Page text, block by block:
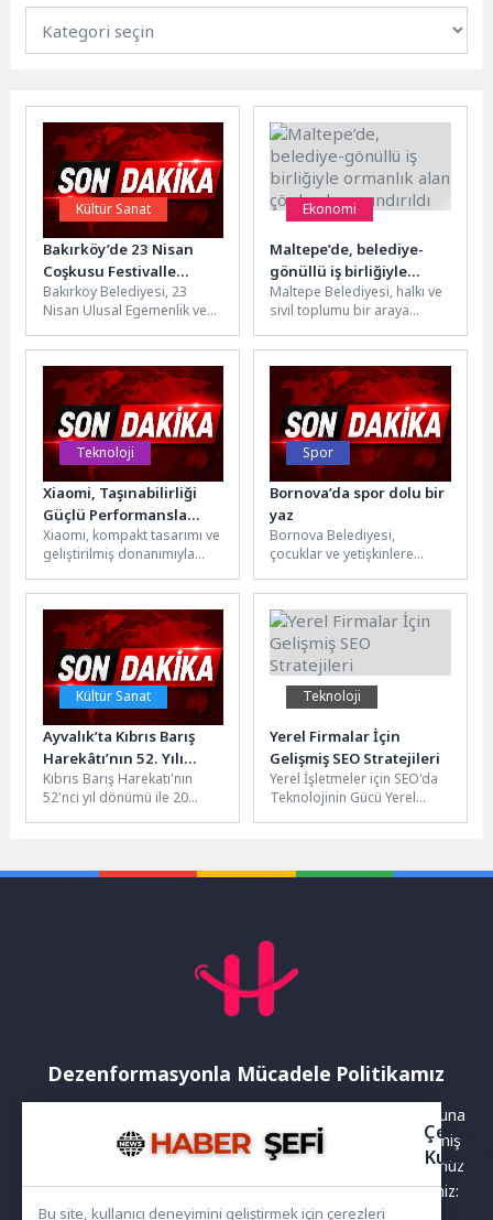
Kültür Sanat
Bakırköy’de 23 Nisan
Coşkusu Festivalle
Yaşanacak
Bakırköy Belediyesi, 23
Nisan Ulusal Egemenlik ve
Nisan tarihleri arasında
düzenleyeceği “Bakırköy...
Ekonomi
Maltepe’de, belediye-
gönüllü iş birliğiyle
ormanlık alan çöplerden
arındırıldı
Maltepe Belediyesi, halkı ve
sivil toplumu bir araya
Büyükbakkalköy ormanlık
alanında çevre temizliği
gerçekleştirdi....
Teknoloji
Xiaomi, Taşınabilirliği
Güçlü Performansla
Buluşturan Yeni REDMI
Pad 2’yi Tanıttı
Xiaomi, kompakt tasarımı ve
geliştirilmiş donanımıyla
(9.7 inç) modelini
Türkiye’de...
Spor
Bornova’da spor dolu bir
yaz
Bornova Belediyesi,
çocuklar ve yetişkinlere
hazırlıklarını tamamladı.
Voleybol, basketbol,
futbol,...
Kültür Sanat
Ayvalık’ta Kıbrıs Barış
Harekâtı’nın 52. Yılı
Gururla Anıldı
Kıbrıs Barış Harekatı'nın
52'nci yıl dönümü ile 20
Teknoloji
Yerel Firmalar İçin
Gelişmiş SEO Stratejileri
Yerel İşletmeler için SEO'da
Teknolojinin Gücü Yerel
Dezenformasyonla Mücadele Politikamız
Yayınlanan haberler doğruluk ilkesi gözetilerek hazırlanır. Buna
rağmen bazı içeriklerde eksik, hatalı veya güncelliğini yitirmiş
bilgiler bulunabilir.Yanlış veya yanıltıcı olduğunu düşündüğünüz
haberleri aşağıdaki iletişim kanallarından bize bildirebilirsiniz:
Çerez
Bu site, kullanıcı deneyimini geliştirmek için çerezleri